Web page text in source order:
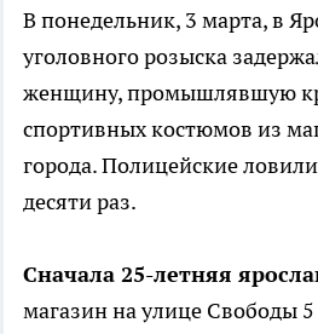
В понедельник, 3 марта, в
уголовного розыска
женщину, промышлявшую
спортивных костюмов из
города. Полицейские
десяти раз.
Сначала 25-летняя
магазин на улице Свободы